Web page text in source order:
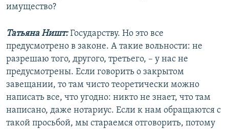
имущество?
Татьяна Ништ:Государству. Но это все
предусмотрено в законе. А такие вольности: не
разрешаю того, другого, третьего, – у нас не
предусмотрены. Если говорить о закрытом
завещании, то там чисто теоретически можно
написать все, что угодно: никто не знает, что там
написано, даже нотариус. Если к нам обращаются с
такой просьбой, мы стараемся отговорить, потому